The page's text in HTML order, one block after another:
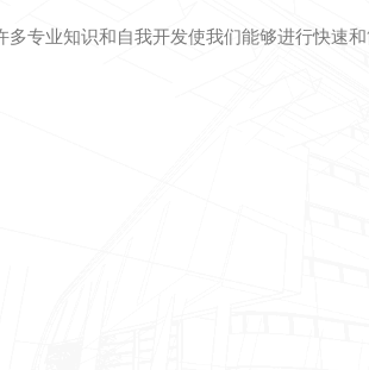
多专业知识和自我开发使我们能够进行快速